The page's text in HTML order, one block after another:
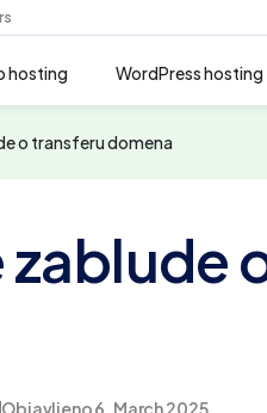
hosting WordPress hosting
o transferu domena
Objavljeno 6. March 2025